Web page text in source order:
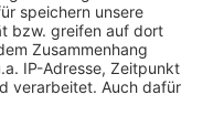
Ihre
YouTube
laden!
eines